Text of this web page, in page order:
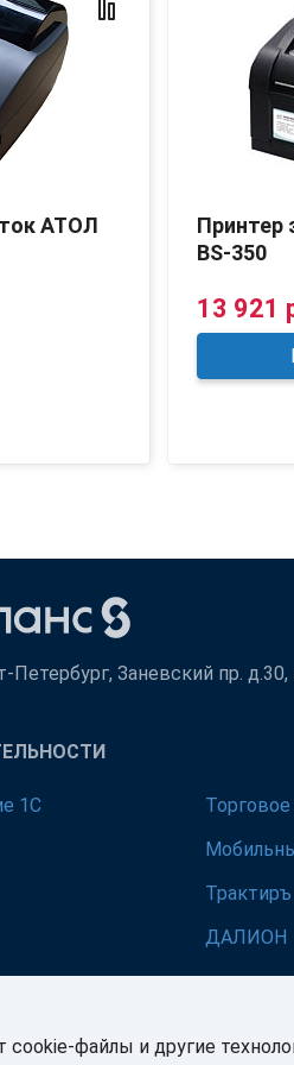
АТОЛ
Принтер
BS-350
13 921
Петербург, Заневский пр. д.30,
1С
Трактиръ
ДАЛИОН
cookie-файлы и другие